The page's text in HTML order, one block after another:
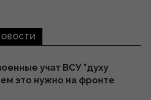
2026
уничтожать пусковые и
эксперт сказал, что
учат ВСУ "духу
это нужно на фронте